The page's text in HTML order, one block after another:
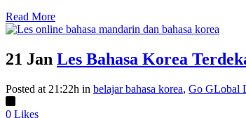
Read More
21 Jan Les Bahasa Korea
Posted at 21:22h in belajar bahasa korea, Go GLobal
0 Likes